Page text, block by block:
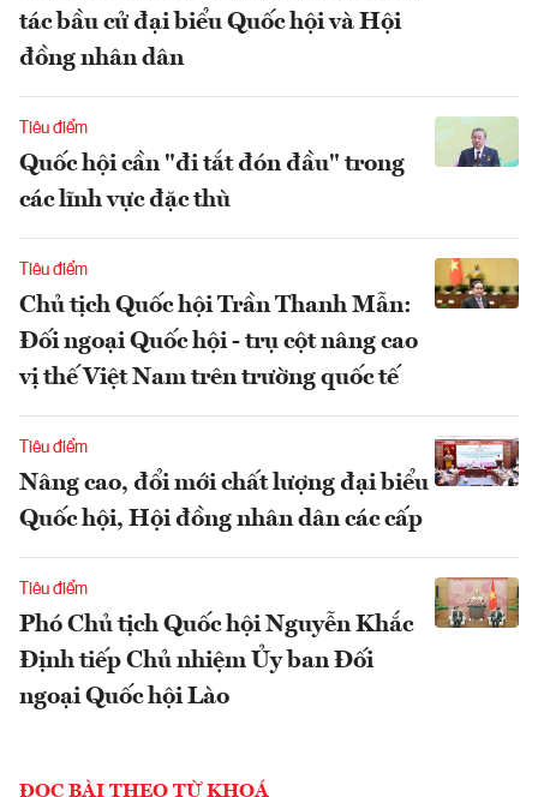
tác bầu cử đại biểu Quốc hội và Hội
đồng nhân dân
Tiêu điểm
Quốc hội cần "đi tắt đón đầu" trong
các lĩnh vực đặc thù
Tiêu điểm
Chủ tịch Quốc hội Trần Thanh Mẫn:
Đối ngoại Quốc hội - trụ cột nâng cao
vị thế Việt Nam trên trường quốc tế
Tiêu điểm
Nâng cao, đổi mới chất lượng đại biểu
Quốc hội, Hội đồng nhân dân các cấp
Tiêu điểm
Phó Chủ tịch Quốc hội Nguyễn Khắc
Định tiếp Chủ nhiệm Ủy ban Đối
ngoại Quốc hội Lào
ĐỌC BÀI THEO TỪ KHOÁ